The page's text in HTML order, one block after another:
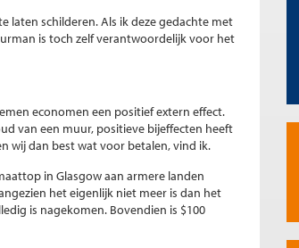
laten schilderen. Als ik deze gedachte met
is toch zelf verantwoordelijk voor het
economen een positief extern effect.
van een muur, positieve bijeffecten heeft
wij dan best wat voor betalen, vind ik.
in Glasgow aan armere landen
het eigenlijk niet meer is dan het
is nagekomen. Bovendien is $100